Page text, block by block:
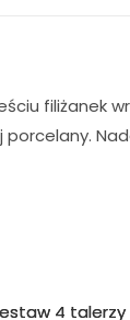
filiżanek